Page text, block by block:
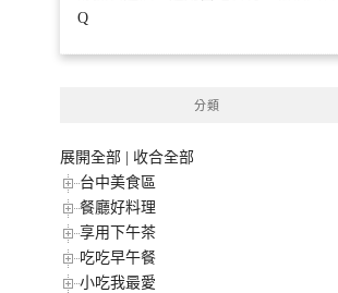
Q
分類
展開全部
收合全部
台中美食區
餐廳好料理
享用下午茶
吃吃早午餐
小吃我最愛